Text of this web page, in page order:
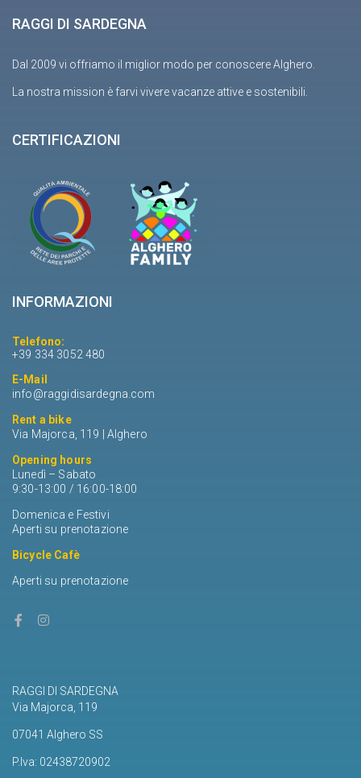
RAGGI DI SARDEGNA
Dal 2009 vi offriamo il miglior modo per conoscere Alghero.
La nostra mission è farvi vivere vacanze attive e sostenibili.
CERTIFICAZIONI
INFORMAZIONI
Telefono:
+39 334 3052 480
E-Mail
info@raggidisardegna.com
Rent a bike
Via Majorca, 119 | Alghero
Opening hours
Lunedì – Sabato
9:30-13:00 / 16:00-18:00
Domenica e Festivi
Aperti su prenotazione
Bicycle Cafè
Aperti su prenotazione
RAGGI DI SARDEGNA
Via Majorca, 119
07041 Alghero SS
P.Iva: 02438720902